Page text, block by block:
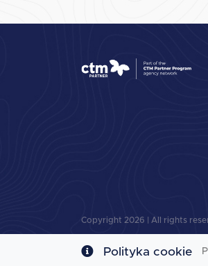
Copyright 2026 | All rights
Polityka cookie